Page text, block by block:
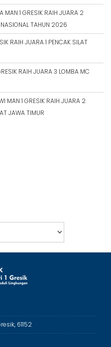
MAN 1 GRESIK RAIH JUARA 2
TAHUN 2026
RAIH JUARA 1 PENCAK SILAT
RAIH JUARA 3 LOMBA MC
MAN 1 GRESIK RAIH JUARA 2
JAWA TIMUR
61152